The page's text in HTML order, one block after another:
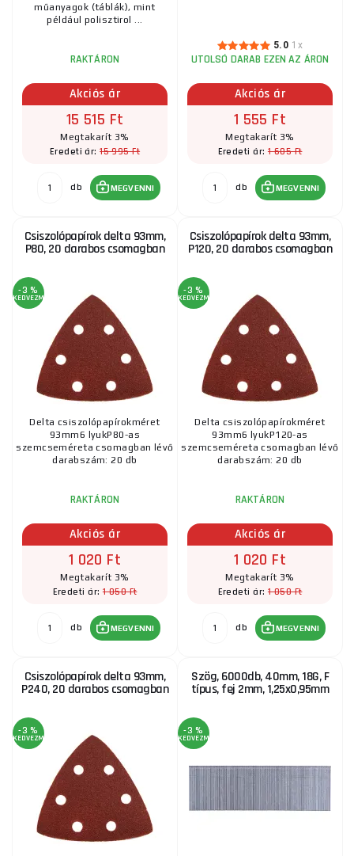
műanyagok (táblák), mint
például polisztirol ...
RAKTÁRON
Akciós ár
15 515 Ft
Megtakarít 3%
Eredeti ár:15 995 Ft
db MEGVENNI
5.0 1x
UTOLSÓ DARAB EZEN AZ ÁRON
Akciós ár
1 555 Ft
Megtakarít 3%
Eredeti ár:1 605 Ft
db MEGVENNI
Csiszolópapírok delta 93mm,
P80, 20 darabos csomagban
-3 %
KEDVEZMÉNY
Delta csiszolópapírokméret
93mm6 lyukP80-as
szemcseméreta csomagban lévő
darabszám: 20 db
RAKTÁRON
Akciós ár
1 020 Ft
Megtakarít 3%
Eredeti ár:1 050 Ft
db MEGVENNI
Csiszolópapírok delta 93mm,
P120, 20 darabos csomagban
-3 %
KEDVEZMÉNY
Delta csiszolópapírokméret
93mm6 lyukP120-as
szemcseméreta csomagban lévő
darabszám: 20 db
RAKTÁRON
Akciós ár
1 020 Ft
Megtakarít 3%
Eredeti ár:1 050 Ft
db MEGVENNI
Csiszolópapírok delta 93mm,
P240, 20 darabos csomagban
-3 %
KEDVEZMÉNY
Szög, 6000db, 40mm, 18G, F
típus, fej 2mm, 1,25x0,95mm
-3 %
KEDVEZMÉNY